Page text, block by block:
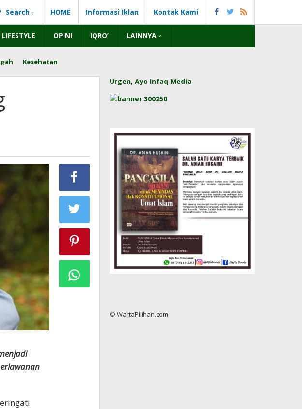
Search HOME Informasi Iklan Kontak Kami
OPINI IQRO’ LAINNYA
Kesehatan
Urgen, Ayo Infaq Media
© WartaPilihan.com